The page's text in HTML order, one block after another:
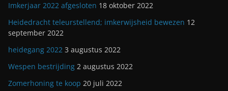
Imkerjaar 2022 afgesloten 18 oktober 2022
Heidedracht teleurstellend; imkerwijsheid bewezen 12
september 2022
heidegang 2022 3 augustus 2022
Wespen bestrijding 2 augustus 2022
Zomerhoning te koop 20 juli 2022